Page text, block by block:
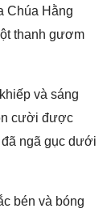
Chúa Hằng
thanh gươm
và sáng
cười được
ngã gục dưới
bén và bóng